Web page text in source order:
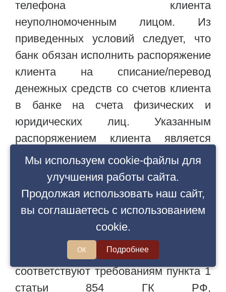
Мы используем cookie-файлы для
улучшения работы сайта.
Продолжая использовать наш сайт,
вы соглашаетесь с использованием
cookie.
ОК Подробнее